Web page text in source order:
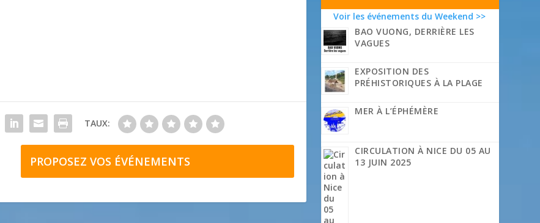
TAUX:
PROPOSEZ VOS ÉVÉNEMENTS
Voir les événements du Weekend >>
BAO VUONG, DERRIÈRE LES
VAGUES
EXPOSITION DES
PRÉHISTORIQUES À LA PLAGE
MER À L’ÉPHÉMÈRE
CIRCULATION À NICE DU 05 AU
13 JUIN 2025